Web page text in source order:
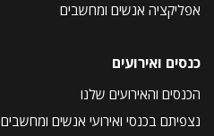
אפליקציה אנשים ומחשבים
כנסים ואירועים
הכנסים והאירועים שלנו
נצפיתם בכנסי ואירועי אנשים ומחשבים